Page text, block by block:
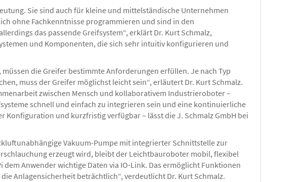
Sie sind auch für kleine und mittelständische Unternehmen
ohne Fachkenntnisse programmieren und sind in den
das passende Greifsystem“, erklärt Dr. Kurt Schmalz,
und Komponenten, die sich sehr intuitiv konfigurieren und
die Greifer bestimmte Anforderungen erfüllen. Je nach Typ
muss der Greifer möglichst leicht sein“, erläutert Dr. Kurt Schmalz.
zwischen Mensch und kollaborativem Industrieroboter –
schnell und einfach zu integrieren sein und eine kontinuierliche
und kurzfristig verfügbar – lässt die J. Schmalz GmbH bei
Vakuum-Pumpe mit integrierter Schnittstelle zur
erzeugt wird, bleibt der Leichtbauroboter mobil, flexibel
Anwender wichtige Daten via IO-Link. Das ermöglicht Funktionen
Anlagensicherheit beträchtlich“, verdeutlicht Dr. Kurt Schmalz.